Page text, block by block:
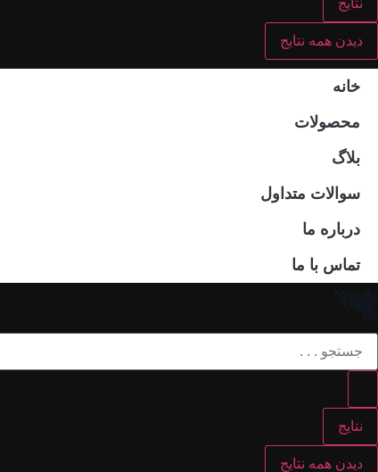
نتایج
دیدن همه نتایج
خانه
محصولات
بلاگ
سوالات متداول
درباره ما
تماس با ما
نتایج
دیدن همه نتایج